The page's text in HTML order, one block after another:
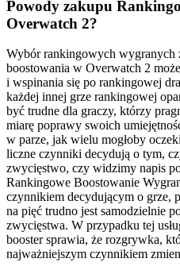
Powody zakupu
Overwatch 2?
Wybór rankingowych wygranych
boostowania w Overwatch 2
i wspinania się po rankingowej
każdej innej grze rankingowej
być trudne dla graczy, którzy
miarę poprawy swoich
w parze, jak wielu mogłoby
liczne czynniki decydują o tym,
zwycięstwo, czy widzimy napis
Rankingowe Boostowanie
czynnikiem decydującym o grze,
na pięć trudno jest samodzielnie
zwycięstwa. W przypadku tej
booster sprawia, że rozgrywka,
najważniejszym czynnikiem